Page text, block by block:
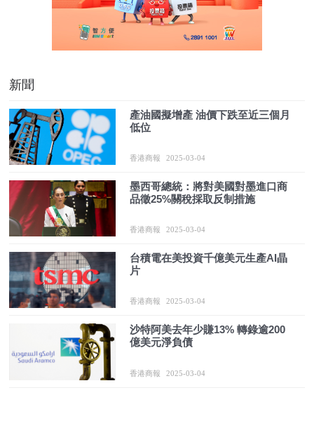
新聞
產油國擬增產 油價下跌至近三個月
低位
香港商報 2025-03-04
墨西哥總統：將對美國對墨進口商
品徵25%關稅採取反制措施
香港商報 2025-03-04
台積電在美投資千億美元生產AI晶
片
香港商報 2025-03-04
沙特阿美去年少賺13% 轉錄逾200
億美元淨負債
香港商報 2025-03-04